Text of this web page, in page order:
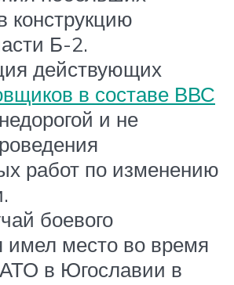
конструкцию
Б-2.
действующих
в составе ВВС
и не
работ по изменению
боевого
имел место во время
в Югославии в